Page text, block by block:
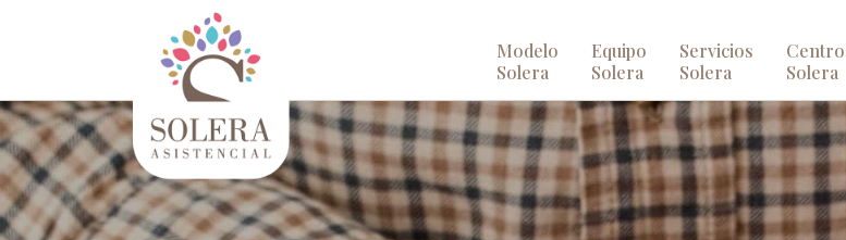
Modelo
Solera
Equipo
Solera
Servicios
Solera
Solera